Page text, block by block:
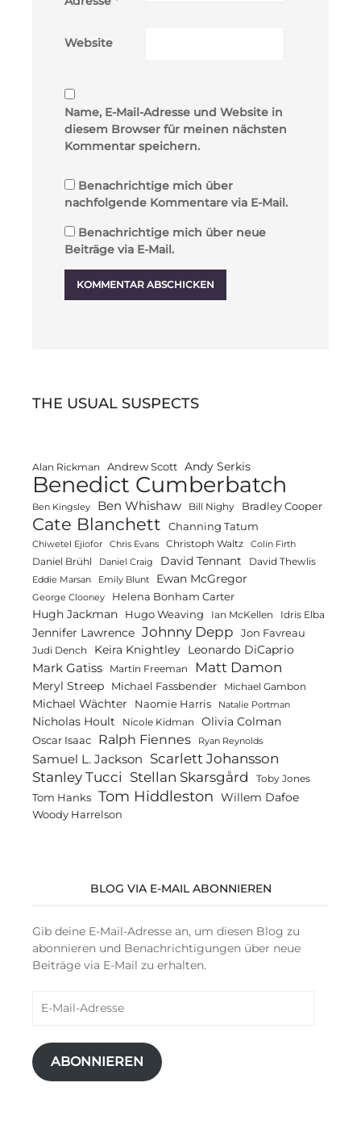
Website
Name, E-Mail-Adresse und Website in
diesem Browser für meinen nächsten
Kommentar speichern.
Benachrichtige mich über
nachfolgende Kommentare via E-Mail.
Benachrichtige mich über neue
Beiträge via E-Mail.
THE USUAL SUSPECTS
Alan Rickman Andrew Scott Andy Serkis
Benedict Cumberbatch
Ben Kingsley Ben Whishaw Bill Nighy Bradley Cooper
Cate Blanchett Channing Tatum
Chiwetel Ejiofor Chris Evans Christoph Waltz Colin Firth
Daniel Brühl Daniel Craig David Tennant David Thewlis
Eddie Marsan Emily Blunt Ewan McGregor
George Clooney Helena Bonham Carter
Hugh Jackman Hugo Weaving Ian McKellen Idris Elba
Jennifer Lawrence Johnny Depp Jon Favreau
Judi Dench Keira Knightley Leonardo DiCaprio
Mark Gatiss Martin Freeman Matt Damon
Meryl Streep Michael Fassbender Michael Gambon
Michael Wächter Naomie Harris Natalie Portman
Nicholas Hoult Nicole Kidman Olivia Colman
Oscar Isaac Ralph Fiennes Ryan Reynolds
Samuel L. Jackson Scarlett Johansson
Stanley Tucci Stellan Skarsgård Toby Jones
Tom Hanks Tom Hiddleston Willem Dafoe
Woody Harrelson
BLOG VIA E-MAIL ABONNIEREN
Gib deine E-Mail-Adresse an, um diesen Blog zu
abonnieren und Benachrichtigungen über neue
Beiträge via E-Mail zu erhalten.
Mail-
ABONNIEREN